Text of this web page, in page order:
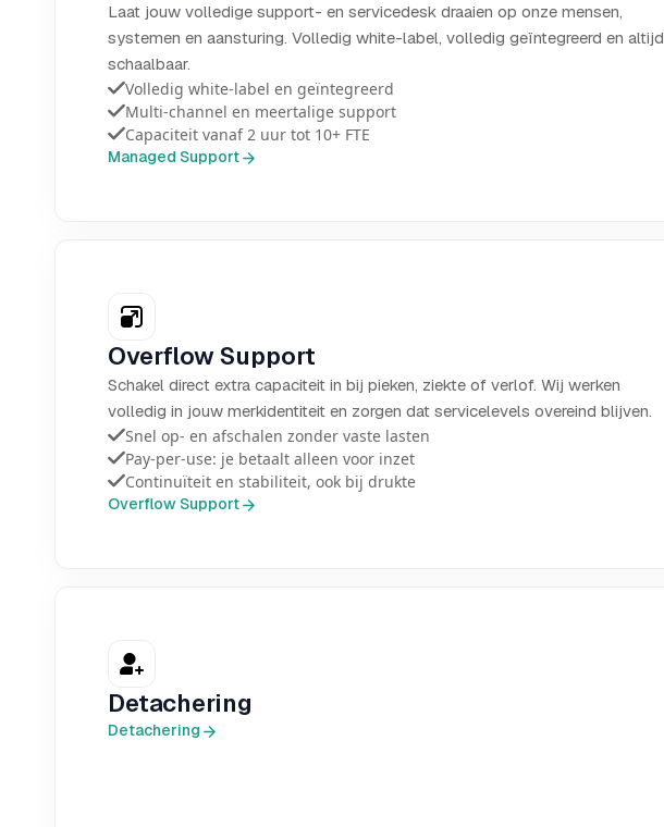
Laat jouw volledige support- en servicedesk draaien op onze mensen,
systemen en aansturing. Volledig white-label, volledig geïntegreerd en altijd
schaalbaar.
Volledig white-label en geïntegreerd
Multi-channel en meertalige support
Capaciteit vanaf 2 uur tot 10+ FTE
Managed Support
Overflow Support
Schakel direct extra capaciteit in bij pieken, ziekte of verlof. Wij werken
volledig in jouw merkidentiteit en zorgen dat servicelevels overeind blijven.
Snel op- en afschalen zonder vaste lasten
Pay-per-use: je betaalt alleen voor inzet
Continuïteit en stabiliteit, ook bij drukte
Overflow Support
Detachering
Detachering